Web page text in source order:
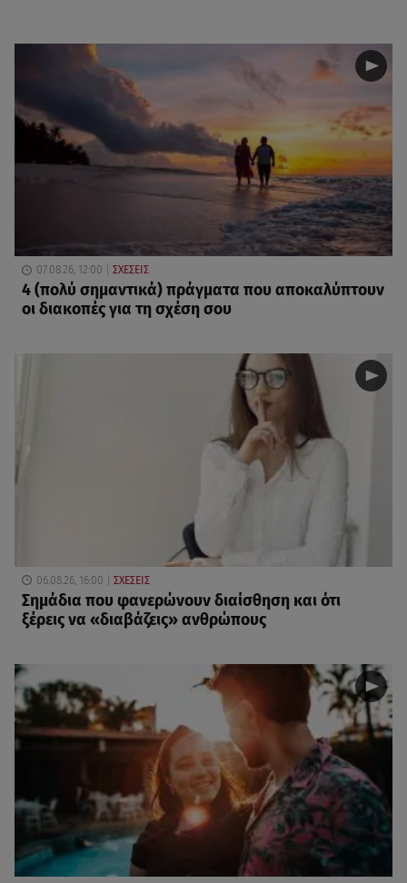
07.08.26, 12:00 ΣΧΕΣΕΙΣ
4 (πολύ σημαντικά) πράγματα που αποκαλύπτουν
οι διακοπές για τη σχέση σου
06.08.26, 16:00 ΣΧΕΣΕΙΣ
Σημάδια που φανερώνουν διαίσθηση και ότι
ξέρεις να «διαβάζεις» ανθρώπους